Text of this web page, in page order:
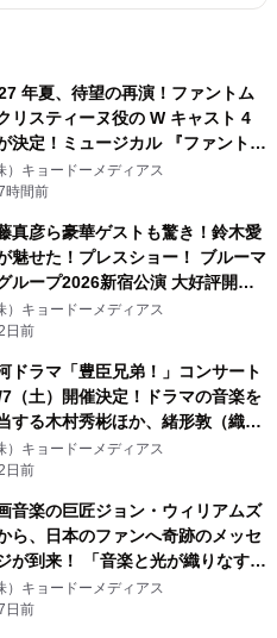
年夏、待望の再演！ファントム
リスティーヌ役の W キャスト 4
決定！ミュージカル 『ファント
）キョードーメディアス
時間前
真彦ら豪華ゲストも驚き！鈴木愛
魅せた！プレスショー！ ブルーマ
ループ2026新宿公演 大好評開催
！
）キョードーメディアス
日前
ドラマ「豊臣兄弟！」コンサート
（土）開催決定！ドラマの音楽を
する木村秀彬ほか、緒形敦（織田
役）、松本怜生（石田三成役）が
ト出演 8 月 5 日（水）10:00 よ
）キョードーメディアス
日前
音楽の巨匠ジョン・ウィリアムズ
ら、日本のファンへ奇跡のメッセ
が到来！ 「音楽と光が織りなす素
しい夜に！」9 月 5 日開催の『埼
花火』へ向け、直筆サイン入りレ
）キョードーメディアス
日前